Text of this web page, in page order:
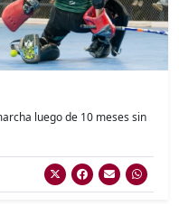
luego de 10 meses sin